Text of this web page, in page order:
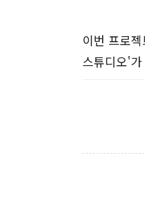
이번 프로
스튜디오'